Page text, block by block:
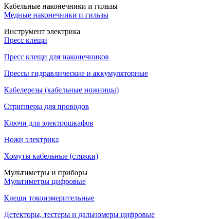
Кабельные наконечники и гильзы
Медные наконечники и гильзы
Инструмент электрика
Пресс клещи
Пресс клещи для наконечников
Прессы гидравлические и аккумуляторные
Кабелерезы (кабельные ножницы)
Стрипперы для проводов
Ключи для электрошкафов
Ножи электрика
Хомуты кабельные (стяжки)
Мультиметры и приборы
Мультиметры цифровые
Клещи токоизмерительные
Детекторы, тестеры и дальномеры цифровые